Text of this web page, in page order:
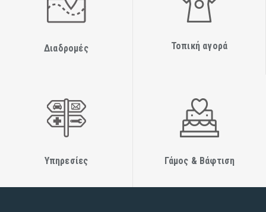
Διαδρομές Τοπική αγορά
Υπηρεσίες Γάμος & Βάφτιση